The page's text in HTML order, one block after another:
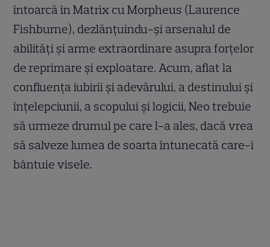
întoarcă în Matrix cu Morpheus (Laurence
Fishburne), dezlănţuindu-şi arsenalul de
abilităţi şi arme extraordinare asupra forţelor
de reprimare şi exploatare. Acum, aflat la
confluenţa iubirii şi adevărului, a destinului şi
înţelepciunii, a scopului şi logicii, Neo trebuie
să urmeze drumul pe care l-a ales, dacă vrea
să salveze lumea de soarta întunecată care-i
bântuie visele.